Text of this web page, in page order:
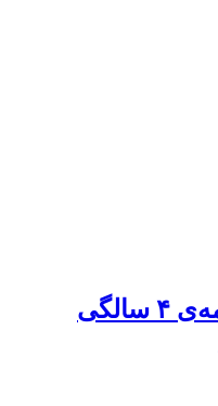
شبی با استایل؛ ویژه‌برنامه‌ی ۴ سالگی